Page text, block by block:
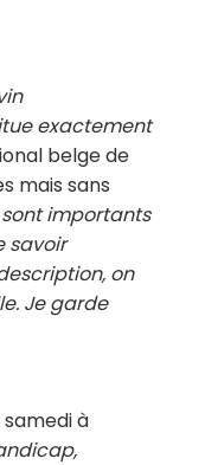
exactement
belge de
mais sans
sont importants
savoir
on
Je garde
à